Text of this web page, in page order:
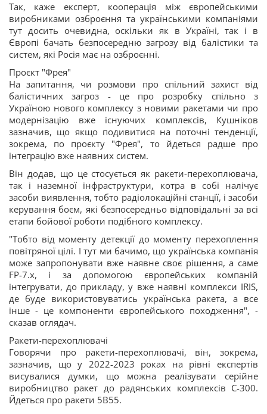
Так, каже експерт, кооперація між європейськими
виробниками озброєння та українськими компаніями
тут досить очевидна, оскільки як в Україні, так і в
Європі бачать безпосередню загрозу від балістики та
систем, які Росія має на озброєнні.
Проєкт "Фрея"
На запитання, чи розмови про спільний захист від
балістичних загроз - це про розробку спільно з
Україною нового комплексу з новими ракетами чи про
модернізацію вже існуючих комплексів, Кушніков
зазначив, що якщо подивитися на поточні тенденції,
зокрема, по проєкту "Фрея", то йдеться радше про
інтеграцію вже наявних систем.
Він додав, що це стосується як ракети-перехоплювача,
так і наземної інфраструктури, котра в собі налічує
засоби виявлення, тобто радіолокаційні станції, і засоби
керування боєм, які безпосередньо відповідальні за всі
етапи бойової роботи подібного комплексу.
"Тобто від моменту детекції до моменту перехоплення
повітряної цілі. І тут ми бачимо, що українська компанія
може запропонувати вже наявне своє рішення, а саме
FP-7.х, і за допомогою європейських компаній
інтегрувати, до прикладу, у вже наявні комплекси IRIS,
де буде використовуватись українська ракета, а все
інше - це компоненти європейського походження", -
сказав оглядач.
Ракети-перехоплювачі
Говорячи про ракети-перехоплювачі, він, зокрема,
зазначив, що у 2022-2023 роках на рівні експертів
висувалися думки, що можна реалізувати серійне
виробництво ракет до радянських комплексів С-300.
Йдеться про ракети 5В55.